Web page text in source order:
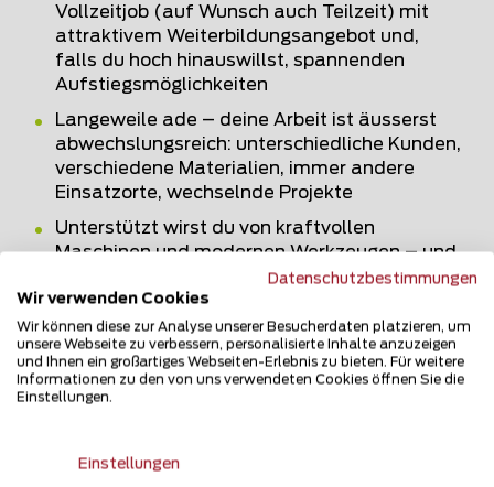
Vollzeitjob (auf Wunsch auch Teilzeit) mit
attraktivem Weiterbildungsangebot und,
falls du hoch hinauswillst, spannenden
Aufstiegsmöglichkeiten
Langeweile ade – deine Arbeit ist äusserst
abwechslungsreich: unterschiedliche Kunden,
verschiedene Materialien, immer andere
Einsatzorte, wechselnde Projekte
Unterstützt wirst du von kraftvollen
Maschinen und modernen Werkzeugen – und
deinem aufgestellten, coolen Team natürlich
Du spürst, das passt mit uns? Dann freuen wir
uns auf deine Bewerbung – auch telefonisch.
hast.
Datenschutzbestimmungen
Wir verwenden Cookies
Wir können diese zur Analyse unserer Besucherdaten platzieren, um
unsere Webseite zu verbessern, personalisierte Inhalte anzuzeigen
und Ihnen ein großartiges Webseiten-Erlebnis zu bieten. Für weitere
Informationen zu den von uns verwendeten Cookies öffnen Sie die
Einstellungen.
Einstellungen